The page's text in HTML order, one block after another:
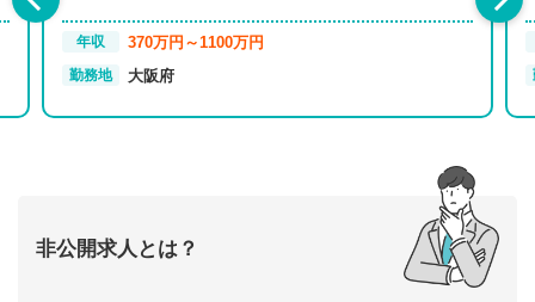
年収 370万円～1100万円
勤務地 大阪府
非公開求人とは？